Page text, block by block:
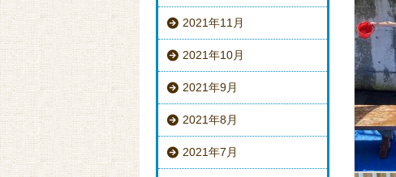
2021年11月
2021年10月
2021年9月
2021年8月
2021年7月